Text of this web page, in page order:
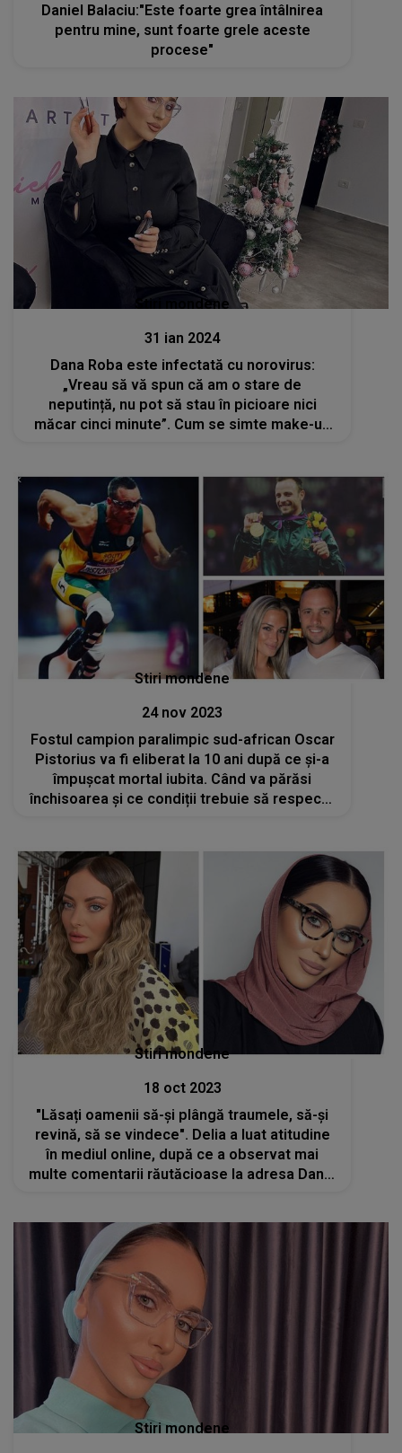
Daniel Balaciu:"Este foarte grea întâlnirea
pentru mine, sunt foarte grele aceste
procese"
Stiri mondene
31 ian 2024
Dana Roba este infectată cu norovirus:
„Vreau să vă spun că am o stare de
neputință, nu pot să stau în picioare nici
măcar cinci minute”. Cum se simte make-up
Stiri mondene
24 nov 2023
Fostul campion paralimpic sud-african Oscar
Pistorius va fi eliberat la 10 ani după ce și-a
împușcat mortal iubita. Când va părăsi
închisoarea și ce condiții trebuie să respecte
Stiri mondene
18 oct 2023
"Lăsați oamenii să-și plângă traumele, să-și
revină, să se vindece". Delia a luat atitudine
în mediul online, după ce a observat mai
multe comentarii răutăcioase la adresa Danei
Stiri mondene